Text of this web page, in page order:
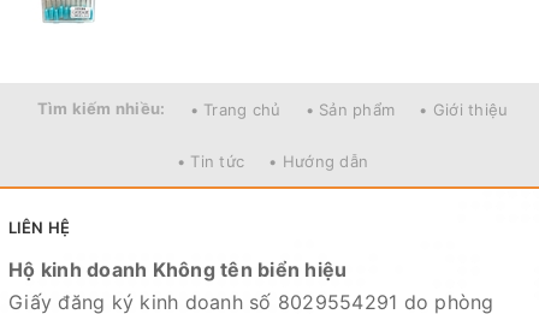
Tìm kiếm nhiều: • Trang chủ • Sản phẩm • Giới thiệu
• Tin tức • Hướng dẫn
LIÊN HỆ
Hộ kinh doanh Không tên biển hiệu
Giấy đăng ký kinh doanh số 8029554291 do phòng